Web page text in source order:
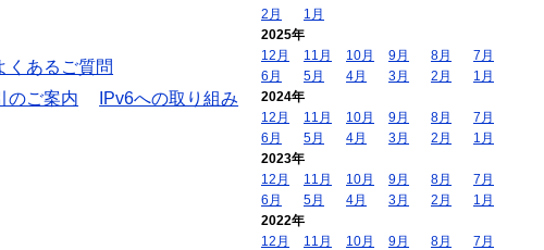
くあるご質問
のご案内
IPv6への取り組み
2月
1月
2025年
12月
11月 10月 9月 8月
7月
6月
5月 4月 3月 2月
1月
2024年
12月
11月 10月 9月 8月
7月
6月
5月 4月 3月 2月
1月
2023年
12月
11月 10月 9月 8月
7月
6月
5月 4月 3月 2月
1月
2022年
12月
11月 10月 9月 8月
7月